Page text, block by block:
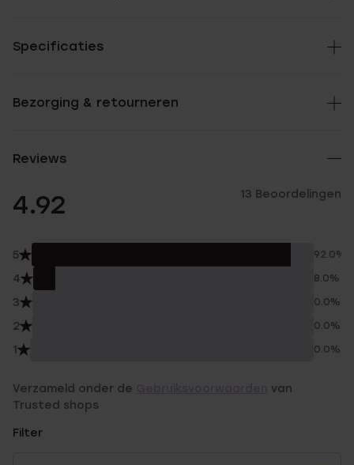
Specificaties
Bezorging & retourneren
Reviews
4.92 13 Beoordelingen
5 92.0%
4 8.0%
3 0.0%
2 0.0%
1 0.0%
Verzameld onder de
van
Trusted shops
Filter